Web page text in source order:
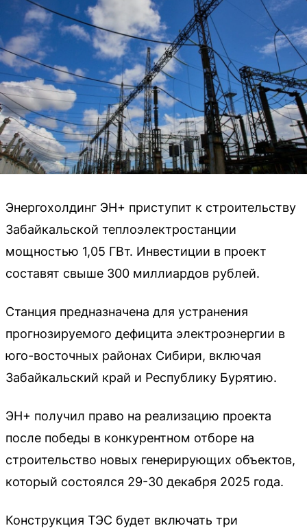
Энергохолдинг ЭН+ приступит к строительству
Забайкальской теплоэлектростанции
мощностью 1,05 ГВт. Инвестиции в проект
составят свыше 300 миллиардов рублей.
Станция предназначена для устранения
прогнозируемого дефицита электроэнергии в
юго-восточных районах Сибири, включая
Забайкальский край и Республику Бурятию.
ЭН+ получил право на реализацию проекта
после победы в конкурентном отборе на
строительство новых генерирующих объектов,
который состоялся 29-30 декабря 2025 года.
Конструкция ТЭС будет включать три